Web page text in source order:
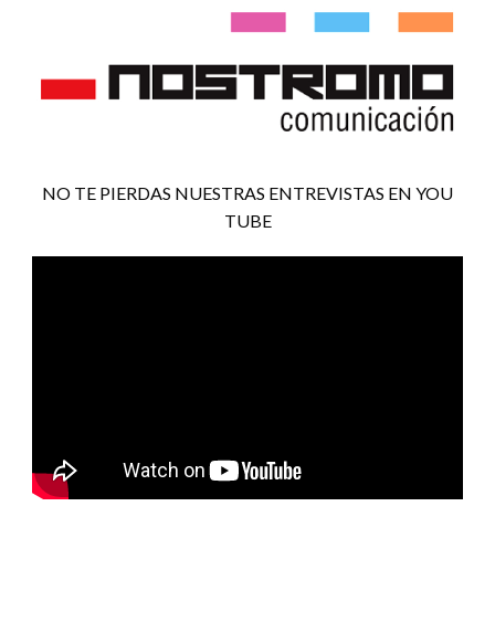
NO TE PIERDAS NUESTRAS ENTREVISTAS EN YOU
TUBE